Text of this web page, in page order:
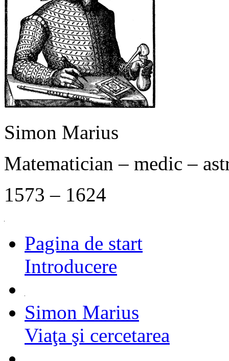
Simon Marius
Matematician – medic –
1573 – 1624
Pagina de start
Introducere
Simon Marius
Viaţa şi cercetarea